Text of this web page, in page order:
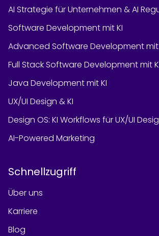
AI Strategie für Unternehmen & AI
Software Development mit KI
Advanced Software Development mit
Full Stack Software Development mit
Java Development mit KI
UX/UI Design & KI
Design OS: KI Workflows für UX/UI
AI-Powered Marketing
Schnellzugriff
Über uns
Karriere
Blog